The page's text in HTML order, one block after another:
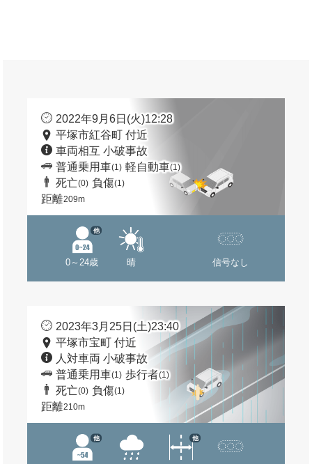
2022年9月6日(火)12:28
平塚市紅谷町 付近
車両相互 小破事故
普通乗用車(1) 軽自動車(1)
死亡(0) 負傷(1)
距離209m
0～24歳
他
晴 信号なし
2023年3月25日(土)23:40
平塚市宝町 付近
人対車両 小破事故
普通乗用車(1) 歩行者(1)
死亡(0) 負傷(1)
距離210m
他 他